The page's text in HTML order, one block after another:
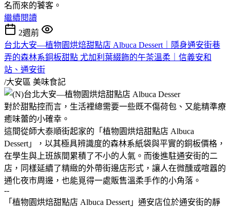
名而來的饕客。
繼續閱讀
2週前
台北大安—植物園烘焙甜點店 Albuca Dessert｜隱身通安街巷
弄的森林系銅板甜點 尤加利葉綴飾的午茶溫柔｜信義安和
站、通安街
/大安區 美味食記
對於甜點控而言，生活裡總需要一些既不傷荷包、又能精準療
癒味蕾的小確幸。
這間從師大泰順街起家的「植物園烘焙甜點店 Albuca
Dessert」，以其極具辨識度的森林系紙袋與平實的銅板價格，
在學生與上班族間累積了不小的人氣。而後進駐通安街的二
店，同樣延續了精緻的外帶街邊店形式，讓人在微醺或喧囂的
通化夜市周邊，也能覓得一處販售溫柔手作的小角落。
--
「植物園烘焙甜點店 Albuca Dessert」通安店位於通安街的靜